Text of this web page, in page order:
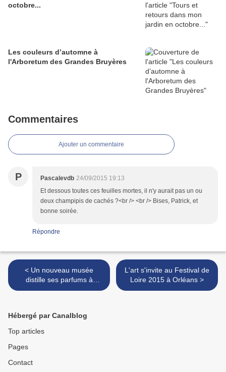
octobre...
Les couleurs d’automne à
l'Arboretum des Grandes Bruyères
Commentaires
Ajouter un commentaire
P Pascalevdb 24/09/2015 19:13
Et dessous toutes ces feuilles mortes, il n'y aurait pas un ou
deux champipis de cachés ?<br /> <br /> Bises, Patrick, et
bonne soirée.
Répondre
< Un nouveau musée
distille ses parfums à
Paris...
L'art s'invite au Festival de
Loire 2015 à Orléans >
Hébergé par Canalblog
Top articles
Pages
Contact